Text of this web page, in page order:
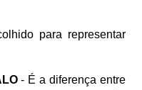
para representar
- É a diferença entre